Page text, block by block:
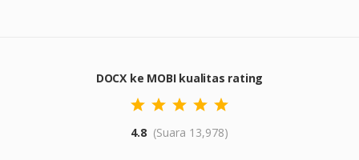
DOCX ke MOBI kualitas rating
4.8 (Suara 13,978)